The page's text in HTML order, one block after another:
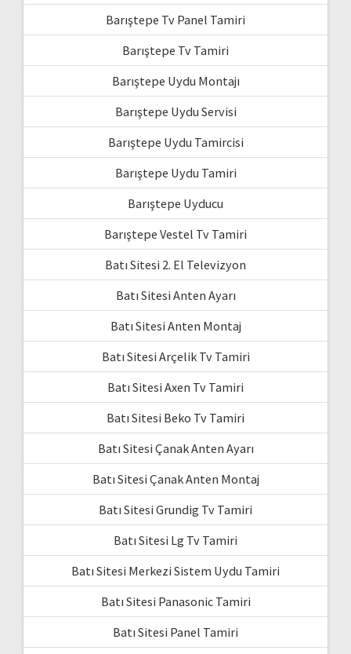
Barıştepe Tv Panel Tamiri
Barıştepe Tv Tamiri
Barıştepe Uydu Montajı
Barıştepe Uydu Servisi
Barıştepe Uydu Tamircisi
Barıştepe Uydu Tamiri
Barıştepe Uyducu
Barıştepe Vestel Tv Tamiri
Batı Sitesi 2. El Televizyon
Batı Sitesi Anten Ayarı
Batı Sitesi Anten Montaj
Batı Sitesi Arçelik Tv Tamiri
Batı Sitesi Axen Tv Tamiri
Batı Sitesi Beko Tv Tamiri
Batı Sitesi Çanak Anten Ayarı
Batı Sitesi Çanak Anten Montaj
Batı Sitesi Grundig Tv Tamiri
Batı Sitesi Lg Tv Tamiri
Batı Sitesi Merkezi Sistem Uydu Tamiri
Batı Sitesi Panasonic Tamiri
Batı Sitesi Panel Tamiri